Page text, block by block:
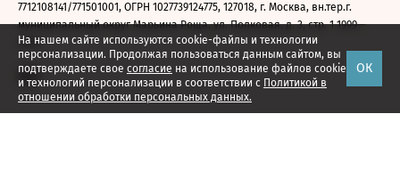
На нашем сайте используются cookie-файлы и технологии
персонализации. Продолжая пользоваться данным сайтом, вы
подтверждаете свое согласие на использование файлов cookie
и технологий персонализации в соответствии с Политикой в
отношении обработки персональных данных.
ОК
7712108141/771501001, ОГРН 1027739124775, 127018, г. Москва, вн.тер.г.
муниципальный округ Марьина Роща, ул. Полковая, д. 3, стр. 1 1999—
2026